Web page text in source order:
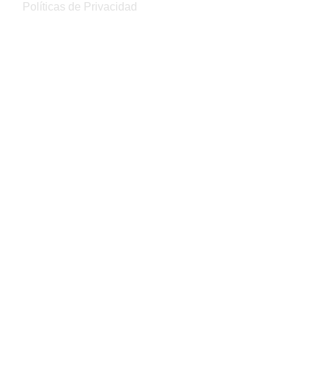
Políticas de Privacidad